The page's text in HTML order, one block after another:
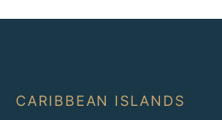
CARIBBEAN ISLANDS